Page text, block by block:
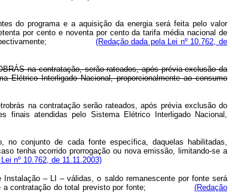
do programa e a aquisição da energia será feita pelo valor
por cento e noventa por cento da tarifa média nacional de
respectivamente; (Redação dada pela Lei nº 10.762, de
na contratação, serão rateados, após prévia exclusão da
Interligado Nacional, proporcionalmente ao consumo
na contratação serão rateados, após prévia exclusão do
finais atendidas pelo Sistema Elétrico Interligado Nacional,
no conjunto de cada fonte específica, daquelas habilitadas,
tenha ocorrido prorrogação ou nova emissão, limitando-se a
nº 10.762, de 11.11.2003)
– LI – válidas, o saldo remanescente por fonte será
LI até a contratação do total previsto por fonte; (Redação